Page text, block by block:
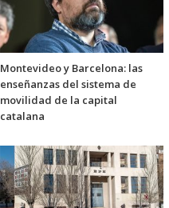
Montevideo y Barcelona: las
enseñanzas del sistema de
movilidad de la capital
catalana